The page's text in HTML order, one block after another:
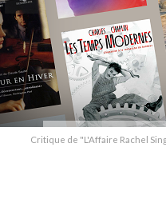
Critique de "L'Affaire Rachel